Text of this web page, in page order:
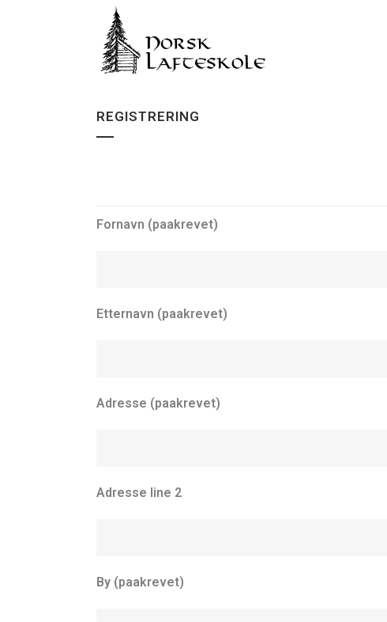
REGISTRERING
Fornavn (paakrevet)
Etternavn (paakrevet)
Adresse (paakrevet)
Adresse line 2
By (paakrevet)